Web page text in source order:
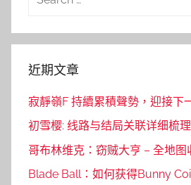
近期文章
寂靜嶺F 持續累積聲勢，迎接下
初雪樱: 线路与结局关联详细梳理
哥布林维克：窃贼大亨 – 全地图
Blade Ball：如何获得Bunny